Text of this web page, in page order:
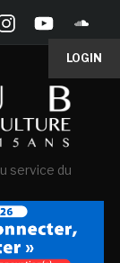
LOGIN
service du